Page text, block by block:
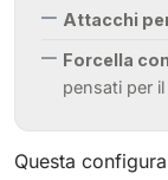
Attacchi
Forcella
pensati per
Questa